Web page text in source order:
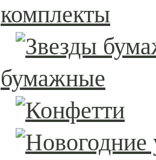
комплекты
бумажные